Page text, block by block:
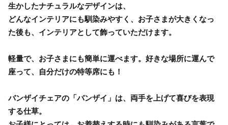
生かしたナチュラルなデザインは、
どんなインテリアにも馴染みやすく、お子さまが大きくなっ
た後も、インテリアとして飾っていただけます。
軽量で、お子さまにも簡単に運べます。好きな場所に運んで
座って、自分だけの特等席にも！
バンザイチェアの「バンザイ」は、両手を上げて喜びを表現
する仕草。